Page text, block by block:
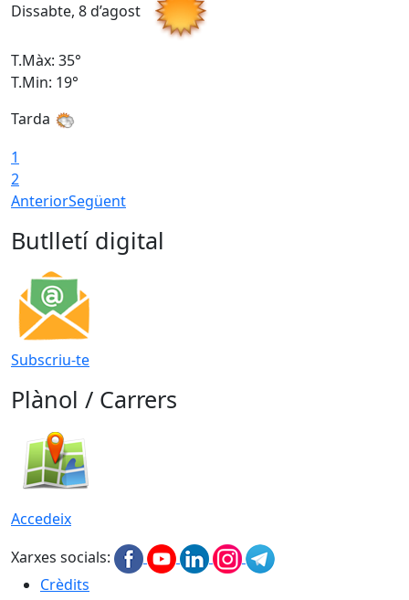
Dissabte, 8 d’agost
T.Màx: 35°
T.Min: 19°
Tarda
1
2
AnteriorSegüent
Butlletí digital
Subscriu-te
Plànol / Carrers
Accedeix
Xarxes socials:
Crèdits